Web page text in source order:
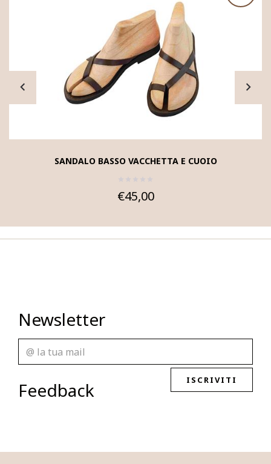
SANDALO BASSO VACCHETTA E CUOIO
€45,00
Newsletter
ISCRIVITI
Feedback